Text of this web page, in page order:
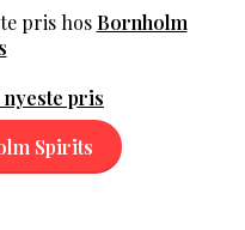
pris hos Bornholm
pris
Spirits